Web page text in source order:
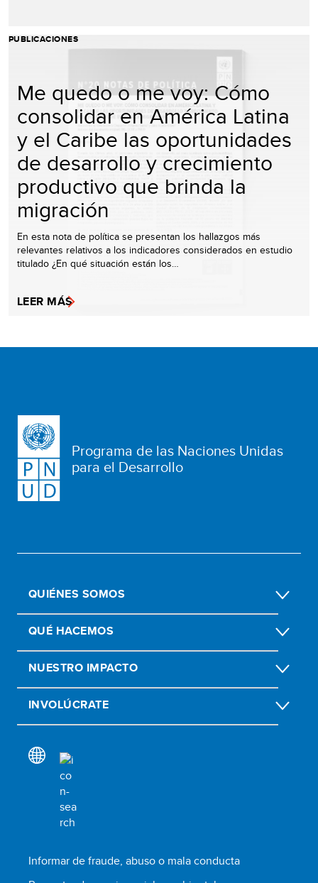
PUBLICACIONES
Me quedo o me voy: Cómo
consolidar en América Latina
y el Caribe las oportunidades
de desarrollo y crecimiento
productivo que brinda la
migración
En esta nota de política se presentan los hallazgos más
relevantes relativos a los indicadores considerados en estudio
titulado ¿En qué situación están los…
LEER MÁS
Programa de las Naciones Unidas
para el Desarrollo
QUIÉNES SOMOS
QUÉ HACEMOS
NUESTRO IMPACTO
INVOLÚCRATE
Informar de fraude, abuso o mala conducta